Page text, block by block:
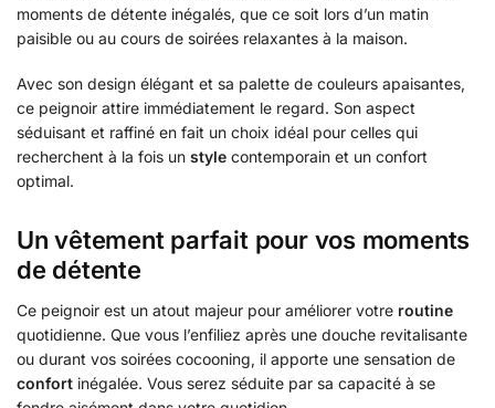
moments de détente inégalés, que ce soit lors d’un matin
paisible ou au cours de soirées relaxantes à la maison.
Avec son design élégant et sa palette de couleurs apaisantes,
ce peignoir attire immédiatement le regard. Son aspect
séduisant et raffiné en fait un choix idéal pour celles qui
recherchent à la fois un style contemporain et un confort
optimal.
Un vêtement parfait pour vos moments
de détente
Ce peignoir est un atout majeur pour améliorer votre routine
quotidienne. Que vous l’enfiliez après une douche revitalisante
ou durant vos soirées cocooning, il apporte une sensation de
confort inégalée. Vous serez séduite par sa capacité à se